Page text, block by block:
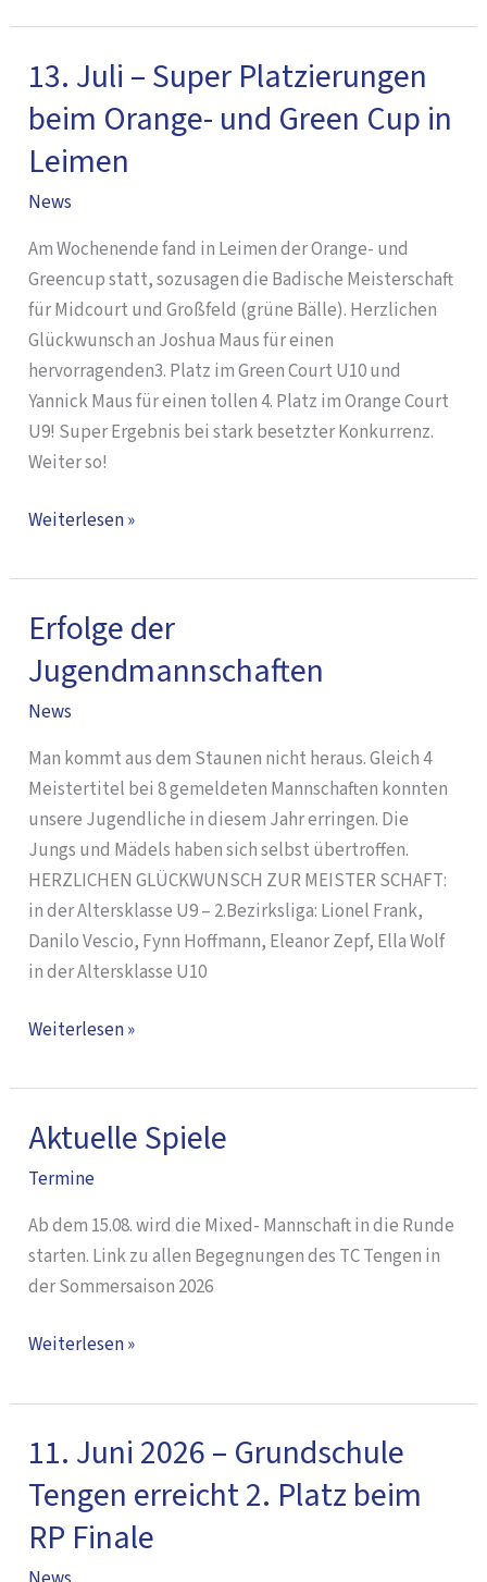
13. Juli – Super Platzierungen
beim Orange- und Green Cup in
Leimen
News
Am Wochenende fand in Leimen der Orange- und
Greencup statt, sozusagen die Badische Meisterschaft
für Midcourt und Großfeld (grüne Bälle). Herzlichen
Glückwunsch an Joshua Maus für einen
hervorragenden3. Platz im Green Court U10 und
Yannick Maus für einen tollen 4. Platz im Orange Court
U9! Super Ergebnis bei stark besetzter Konkurrenz.
Weiter so!
13.
–
Super
Platzierungen
Orange-
und
Green
Cup
in
Leimen
Weiterlesen »
Erfolge der
Jugendmannschaften
News
Man kommt aus dem Staunen nicht heraus. Gleich 4
Meistertitel bei 8 gemeldeten Mannschaften konnten
unsere Jugendliche in diesem Jahr erringen. Die
Jungs und Mädels haben sich selbst übertroffen.
HERZLICHEN GLÜCKWUNSCH ZUR MEISTER SCHAFT:
in der Altersklasse U9 – 2.Bezirksliga: Lionel Frank,
Danilo Vescio, Fynn Hoffmann, Eleanor Zepf, Ella Wolf
in der Altersklasse U10
Erfolge
Jugendmannschaften
Weiterlesen »
Aktuelle Spiele
Termine
Ab dem 15.08. wird die Mixed- Mannschaft in die Runde
starten. Link zu allen Begegnungen des TC Tengen in
der Sommersaison 2026
Aktuelle
Weiterlesen »
11. Juni 2026 – Grundschule
Tengen erreicht 2. Platz beim
RP Finale
11.
2026
–
Grundschule